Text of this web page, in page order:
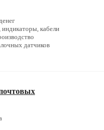
кабели
датчиков